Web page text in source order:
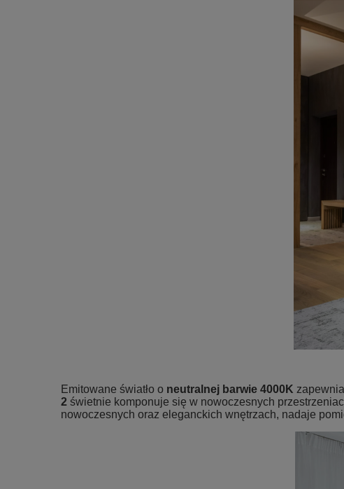
Emitowane światło o neutralnej barwie 4000K
2 świetnie komponuje się w nowoczesnych
nowoczesnych oraz eleganckich wnętrzach, nadaje